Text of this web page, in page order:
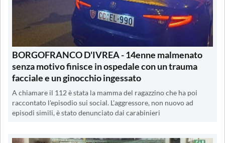
BORGOFRANCO D'IVREA - 14enne malmenato
senza motivo finisce in ospedale con un trauma
facciale e un ginocchio ingessato
A chiamare il 112 è stata la mamma del ragazzino che ha poi
raccontato l'episodio sui social. L'aggressore, non nuovo ad
episodi simili, è stato denunciato dai carabinieri